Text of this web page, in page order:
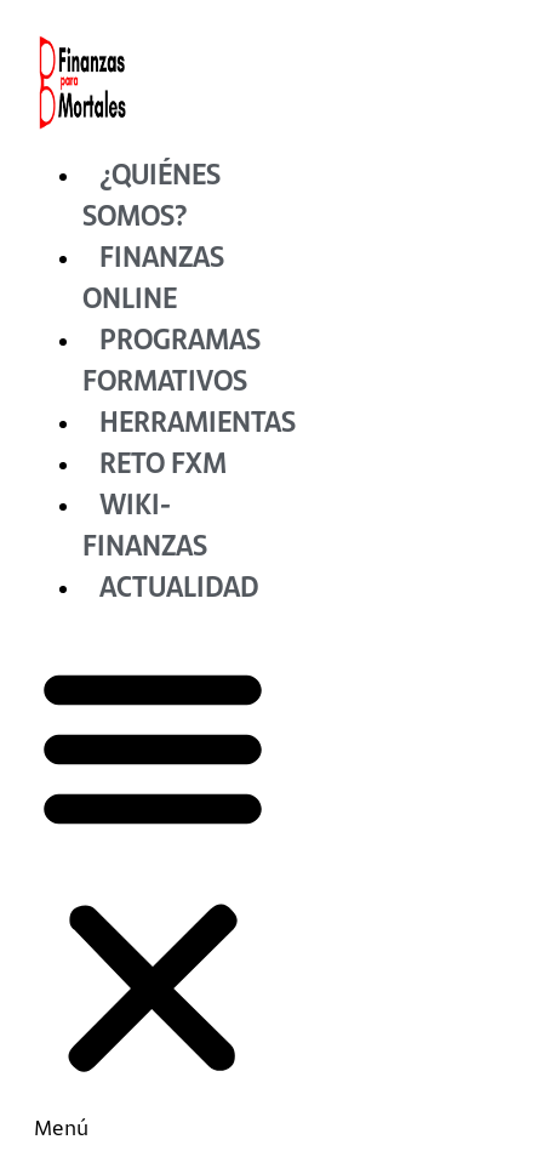
contenido
¿QUIÉNES
SOMOS?
FINANZAS
ONLINE
PROGRAMAS
FORMATIVOS
HERRAMIENTAS
RETO FXM
WIKI-
FINANZAS
ACTUALIDAD
Menú